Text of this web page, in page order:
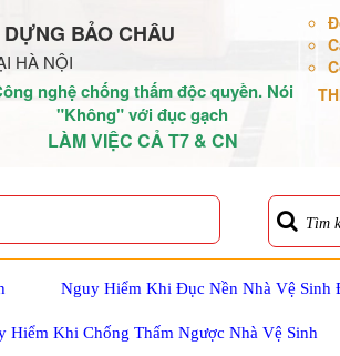
BẢO CHÂU
HÀ NỘI
nghệ chống thấm độc quyền. Nói
"Không" với đục gạch
LÀM VIỆC CẢ T7 & CN
Tìm
Nguy Hiểm Khi Đục Nền Nhà Vệ Sinh
Hiểm Khi Chống Thấm Ngược Nhà Vệ Sinh